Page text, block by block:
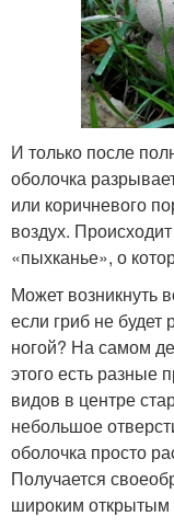
И только после
оболочка
или коричневого
воздух.
«пыхканье», о
Может возникнуть
если гриб не будет
ногой? На самом
этого есть разные
видов в центре
небольшое
оболочка просто
Получается
широким